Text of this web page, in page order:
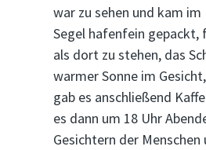
war zu sehen und kam
Segel hafenfein gepackt,
als dort zu stehen, das
warmer Sonne im
gab es anschließend
es dann um 18 Uhr
Gesichtern der